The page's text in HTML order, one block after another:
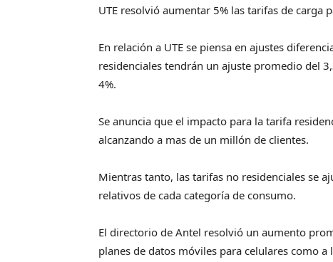
UTE resolvió aumentar 5% las tarifas de carga
En relación a UTE se piensa en ajustes
residenciales tendrán un ajuste promedio del
4%.
Se anuncia que el impacto para la tarifa
alcanzando a mas de un millón de clientes.
Mientras tanto, las tarifas no residenciales se
relativos de cada categoría de consumo.
El directorio de Antel resolvió un aumento
planes de datos móviles para celulares como